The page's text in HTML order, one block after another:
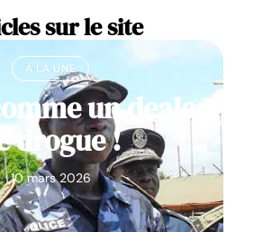
sur le site
À LA UNE
un dealer
drogue !
10 mars 2026